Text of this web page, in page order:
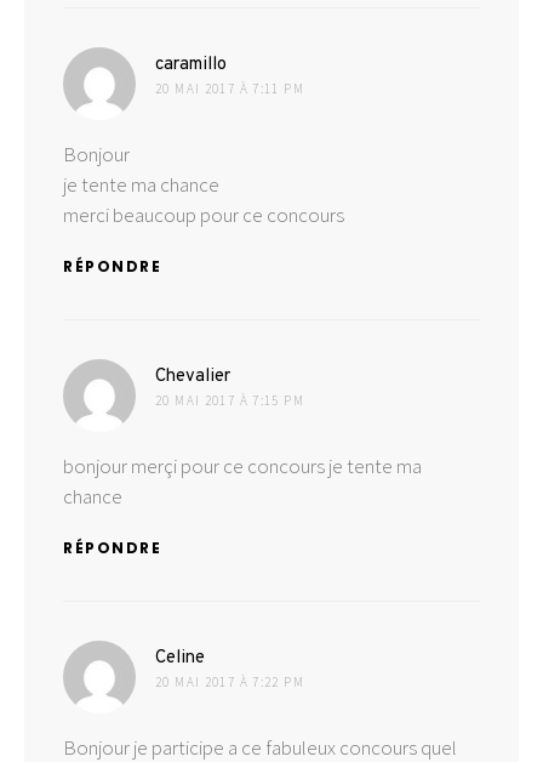
caramillo
20 MAI 2017 À 7:11 PM
Bonjour
je tente ma chance
merci beaucoup pour ce concours
RÉPONDRE
Chevalier
20 MAI 2017 À 7:15 PM
bonjour merçi pour ce concours je tente ma
chance
RÉPONDRE
Celine
20 MAI 2017 À 7:22 PM
Bonjour je participe a ce fabuleux concours quel